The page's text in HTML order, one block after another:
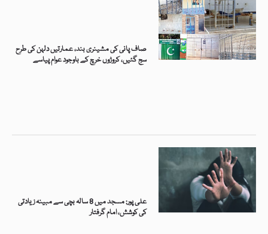
صاف پانی کی مشینری بند، عمارتیں دلہن کی طرح
سج گئیں، کروڑوں خرچ کے باوجود عوام پیاسے
علی پور: مسجد میں 8 سالہ بچی سے مبینہ زیادتی
کی کوشش، امام گرفتار